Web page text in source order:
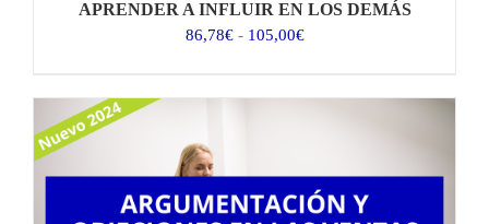
APRENDER A INFLUIR EN LOS DEMÁS
86,78€ - 105,00€Rango
105,00€